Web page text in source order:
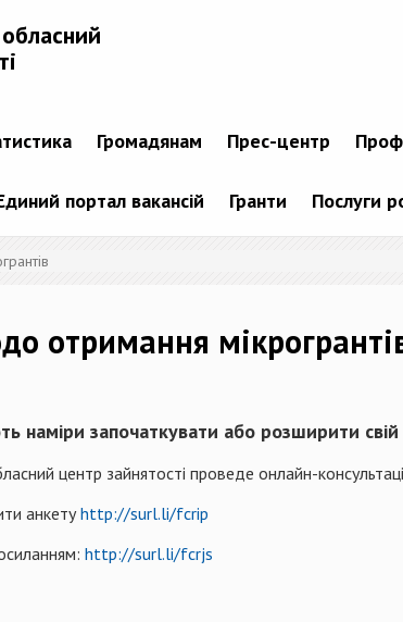
Громадянам Прес-центр
портал вакансій Гранти Послуги
отримання
започаткувати або розширити свій
центр зайнятості проведе онлайн-
анкетуhttp://surl.li/fcrip
http://surl.li/fcrjs